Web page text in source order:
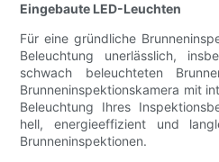
Eingebaute LED-Leuchten
Für eine gründliche
Beleuchtung unerlässlich,
schwach beleuchteten
Brunneninspektionskamera mit
Beleuchtung Ihres
hell, energieeffizient und
Brunneninspektionen.